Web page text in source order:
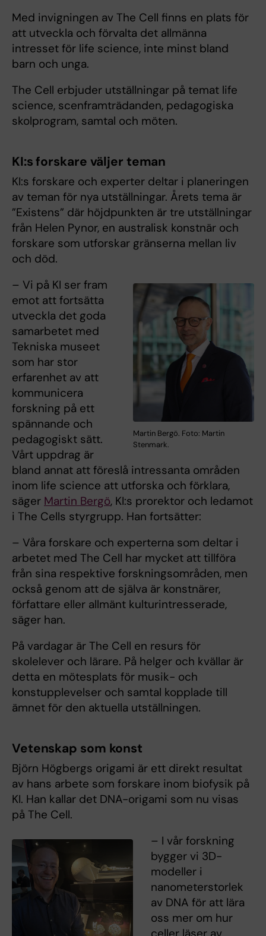
Med invigningen av The Cell finns en plats för
att utveckla och förvalta det allmänna
intresset för life science, inte minst bland
barn och unga.
The Cell erbjuder utställningar på temat life
science, scenframträdanden, pedagogiska
skolprogram, samtal och möten.
KI:s forskare väljer teman
KI:s forskare och experter deltar i planeringen
av teman för nya utställningar. Årets tema är
”Existens” där höjdpunkten är tre utställningar
från Helen Pynor, en australisk konstnär och
forskare som utforskar gränserna mellan liv
och död.
Martin Bergö. Foto: Martin
Stenmark.
– Vi på KI ser fram
emot att fortsätta
utveckla det goda
samarbetet med
Tekniska museet
som har stor
erfarenhet av att
kommunicera
forskning på ett
spännande och
pedagogiskt sätt.
Vårt uppdrag är
bland annat att föreslå intressanta områden
inom life science att utforska och förklara,
säger Martin Bergö, KI:s prorektor och ledamot
i The Cells styrgrupp. Han fortsätter:
– Våra forskare och experterna som deltar i
arbetet med The Cell har mycket att tillföra
från sina respektive forskningsområden, men
också genom att de själva är konstnärer,
författare eller allmänt kulturintresserade,
säger han.
På vardagar är The Cell en resurs för
skolelever och lärare. På helger och kvällar är
detta en mötesplats för musik- och
konstupplevelser och samtal kopplade till
ämnet för den aktuella utställningen.
Vetenskap som konst
Björn Högbergs origami är ett direkt resultat
av hans arbete som forskare inom biofysik på
KI. Han kallar det DNA-origami som nu visas
på The Cell.
– I vår forskning
bygger vi 3D-
modeller i
nanometerstorlek
av DNA för att lära
oss mer om hur